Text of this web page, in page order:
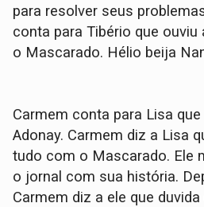
para resolver seus
conta para Tibério que
o Mascarado. Hélio beija
Carmem conta para Lisa
Adonay. Carmem diz a Lisa
tudo com o Mascarado. Ele
o jornal com sua história.
Carmem diz a ele que